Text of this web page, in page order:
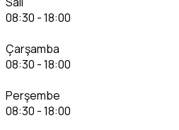
08:30 - 18:00
Çarşamba
08:30 - 18:00
Perşembe
08:30 - 18:00